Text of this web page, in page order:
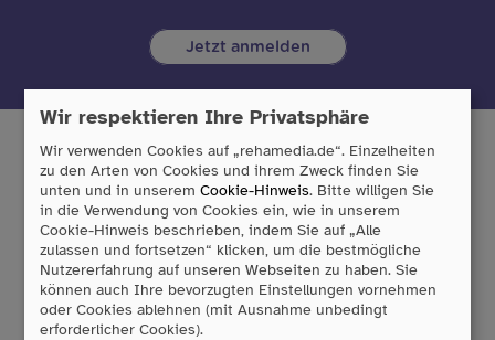
Jetzt anmelden
Tobii Dynavox GmbH
Friedrich-Ebert-Straße 134
47229 Duisburg
T:0203/396 583 0
F:0203/393 444 98
E:info@rehamedia.de
Wir respektieren Ihre Privatsphäre
Wir verwenden Cookies auf „rehamedia.de“. Einzelheiten
zu den Arten von Cookies und ihrem Zweck finden Sie
unten und in unseremCookie-Hinweis. Bitte willigen Sie
in die Verwendung von Cookies ein, wie in unserem
Cookie-Hinweis beschrieben, indem Sie auf „Alle
zulassen und fortsetzen“ klicken, um die bestmögliche
Nutzererfahrung auf unseren Webseiten zu haben. Sie
können auch Ihre bevorzugten Einstellungen vornehmen
oder Cookies ablehnen (mit Ausnahme unbedingt
erforderlicher Cookies).